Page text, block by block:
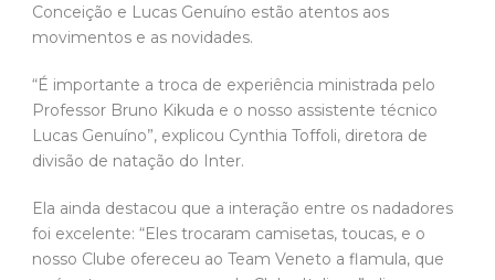
Conceição e Lucas Genuíno estão atentos aos
movimentos e as novidades.
“É importante a troca de experiência ministrada pelo
Professor Bruno Kikuda e o nosso assistente técnico
Lucas Genuíno”, explicou Cynthia Toffoli, diretora de
divisão de natação do Inter.
Ela ainda destacou que a interação entre os nadadores
foi excelente: “Eles trocaram camisetas, toucas, e o
nosso Clube ofereceu ao Team Veneto a flamula, que